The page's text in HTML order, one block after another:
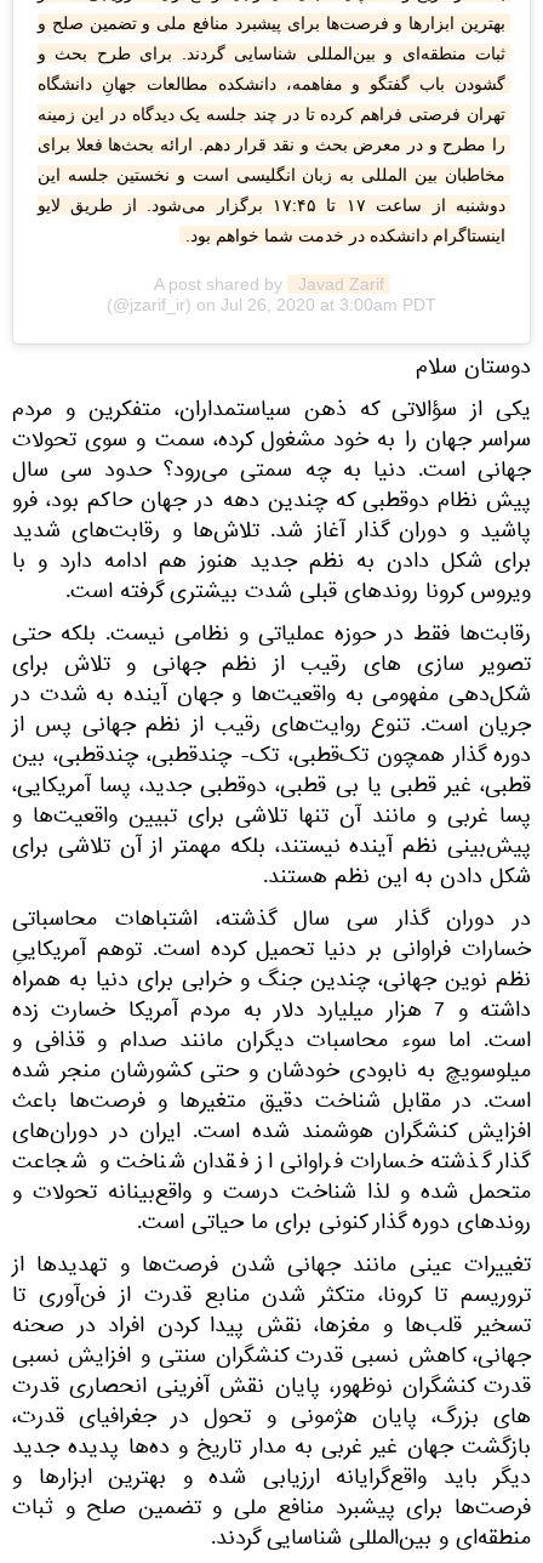
اینستاگرام دانشکده در خدمت شما خواهم بود.
A post shared by
Javad Zarif
(@jzarif_ir) on Jul 26, 2020 at 3:00am PDT
دوستان سلام
یکی از سؤالاتی که ذهن سیاستمداران، متفکرین و مردم
سراسر جهان را به خود مشغول کرده، سمت و سوی تحولات
جهانی است. دنیا به چه سمتی می‌رود؟ حدود سی سال
پیش نظام دوقطبی که چندین دهه در جهان حاکم بود، فرو
پاشید و دوران گذار آغاز شد. تلاش‌ها و رقابت‌های شدید
برای شکل دادن به نظم جدید هنوز هم ادامه دارد و با
ویروس کرونا روندهای قبلی شدت بیشتری گرفته است.
رقابت‌ها فقط در حوزه عملیاتی و نظامی نیست. بلکه حتی
تصویر سازی های رقیب از نظم جهانی و تلاش برای
شکل‌دهی مفهومی به واقعیت‌ها و جهان آینده به شدت در
جریان است. تنوع روایت‌های رقیب از نظم جهانی پس از
دوره گذار همچون تک‌قطبی، تک- چندقطبی، چندقطبی، بین
قطبی، غیر قطبی یا بی قطبی، دوقطبی جدید، پسا آمریکایی،
پسا غربی و مانند آن تنها تلاشی برای تبیین واقعیت‌ها و
پیش‌بینی نظم آینده نیستند، بلکه مهمتر از آن تلاشی برای
شکل دادن به این نظم هستند.
در دوران گذار سی سال گذشته، اشتباهات محاسباتی
خسارات فراوانی بر دنیا تحمیل کرده است. توهم آمریکاییِ
نظم نوین جهانی، چندین جنگ و خرابی برای دنیا به همراه
داشته و 7 هزار میلیارد دلار به مردم آمریکا خسارت زده
است. اما سوء محاسبات دیگران مانند صدام و قذافی و
میلوسویچ به نابودی خودشان و حتی کشورشان منجر شده
است. در مقابل شناخت دقیق متغیرها و فرصت‌ها باعث
افزایش کنشگران هوشمند شده است. ایران در دوران‌های
گذار گذشته خسارات فراوانی از فقدان شناخت و شجاعت
متحمل شده و لذا شناخت درست و واقع‌بینانه تحولات و
روندهای دوره گذار کنونی برای ما حیاتی است.
تغییرات عینی مانند جهانی شدن فرصت‌ها و تهدیدها از
تروریسم تا کرونا، متکثر شدن منابع قدرت از فن‌آوری تا
تسخیر قلب‌ها و مغزها، نقش پیدا کردن افراد در صحنه
جهانی، کاهش نسبی قدرت کنشگران سنتی و افزایش نسبی
قدرت کنشگران نوظهور، پایان نقش آفرینی انحصاری قدرت
های بزرگ، پایان هژمونی و تحول در جغرافیای قدرت،
بازگشت جهان غیر غربی به مدار تاریخ و ده‌ها پدیده جدید
دیگر باید واقع‌گرایانه ارزیابی شده و بهترین ابزارها و
فرصت‌ها برای پیشبرد منافع ملی و تضمین صلح و ثبات
منطقه‌ای و بین‌المللی شناسایی گردند.